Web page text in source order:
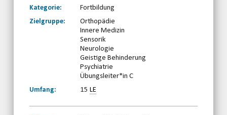
Kategorie:
Fortbildung
Zielgruppe:
Orthopädie
Innere Medizin
Sensorik
Neurologie
Geistige Behinderung
Psychiatrie
Übungsleiter*in C
Umfang:
15 LE